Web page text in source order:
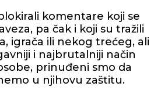
komentare koji se
pa čak i koji su tražili
igrača ili nekog trećeg, ali
i najbrutalniji način
prinuđeni smo da
u njihovu zaštitu.